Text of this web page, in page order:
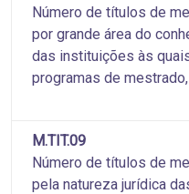
Número de títulos de
por grande área do
das instituições às
programas de
M.TIT.09
Número de títulos de
pela natureza jurídica